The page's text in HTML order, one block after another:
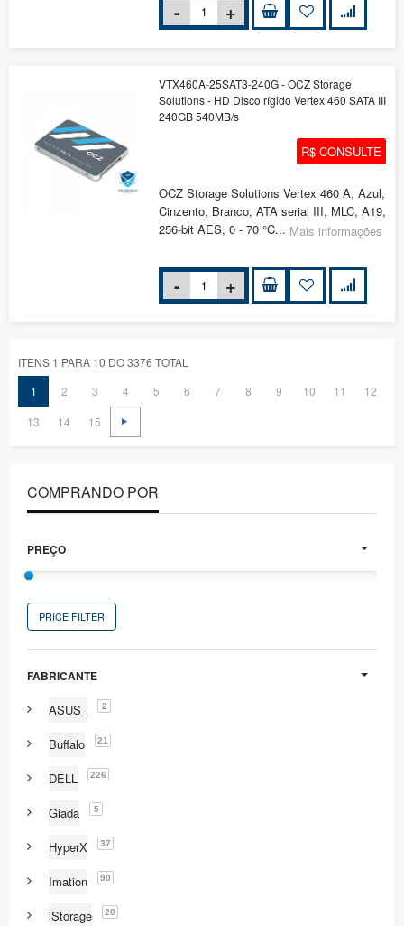
VTX460A-25SAT3-240G - OCZ Storage
Solutions - HD Disco rígido Vertex 460 SATA III
240GB 540MB/s
R$ CONSULTE
OCZ Storage Solutions Vertex 460 A, Azul,
Cinzento, Branco, ATA serial III, MLC, A19,
256-bit AES, 0 - 70 °C... Mais informações
ITENS 1 PARA 10 DO 3376 TOTAL
1
2 3 4 5 6 7 8 9 10 11
12
13
14 15
COMPRANDO POR
PREÇO
PRICE FILTER
FABRICANTE
ASUS_ 2
Buffalo 21
DELL 226
Giada 5
HyperX 37
Imation 90
iStorage 20